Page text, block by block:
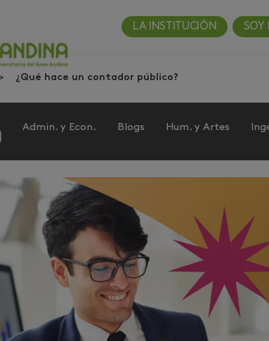
LA INSTITUCIÓN SOY
¿Qué hace un contador público?
Admin. y Econ. Blogs Hum. y Artes